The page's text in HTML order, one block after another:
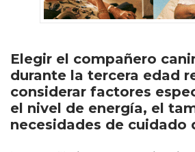
Elegir el compañero
durante la tercera edad
considerar factores
el nivel de energía, el
necesidades de cuidado